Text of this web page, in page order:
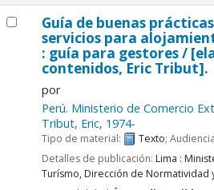
Guía de buenas
servicios para
: guía para gestores /
contenidos, Eric Tribut].
por
Perú. Ministerio de Comercio
Tribut, Eric, 1974-
Tipo de material: Texto;
Detalles de publicación: Lima :
Turísmo, Dirección de Normatividad